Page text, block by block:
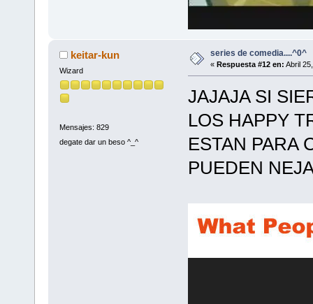
keitar-kun
Wizard
Mensajes: 829
degate dar un beso ^_^
series de comedia....^0^
« Respuesta #12 en: Abril
JAJAJA SI
LOS HAPPY
ESTAN PARA
PUEDEN